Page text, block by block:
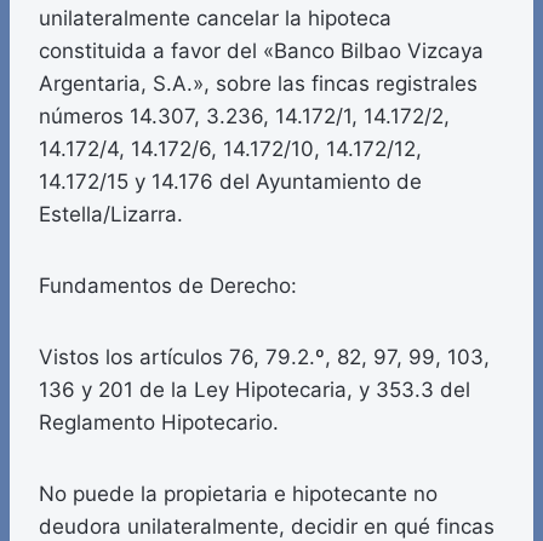
unilateralmente cancelar la hipoteca
constituida a favor del «Banco Bilbao Vizcaya
Argentaria, S.A.», sobre las fincas registrales
números 14.307, 3.236, 14.172/1, 14.172/2,
14.172/4, 14.172/6, 14.172/10, 14.172/12,
14.172/15 y 14.176 del Ayuntamiento de
Estella/Lizarra.
Fundamentos de Derecho:
Vistos los artículos 76, 79.2.º, 82, 97, 99, 103,
136 y 201 de la Ley Hipotecaria, y 353.3 del
Reglamento Hipotecario.
No puede la propietaria e hipotecante no
deudora unilateralmente, decidir en qué fincas